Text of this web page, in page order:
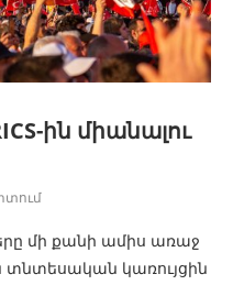
ին միանալու
մի քանի ամիս առաջ
տնտեսական կառույցին